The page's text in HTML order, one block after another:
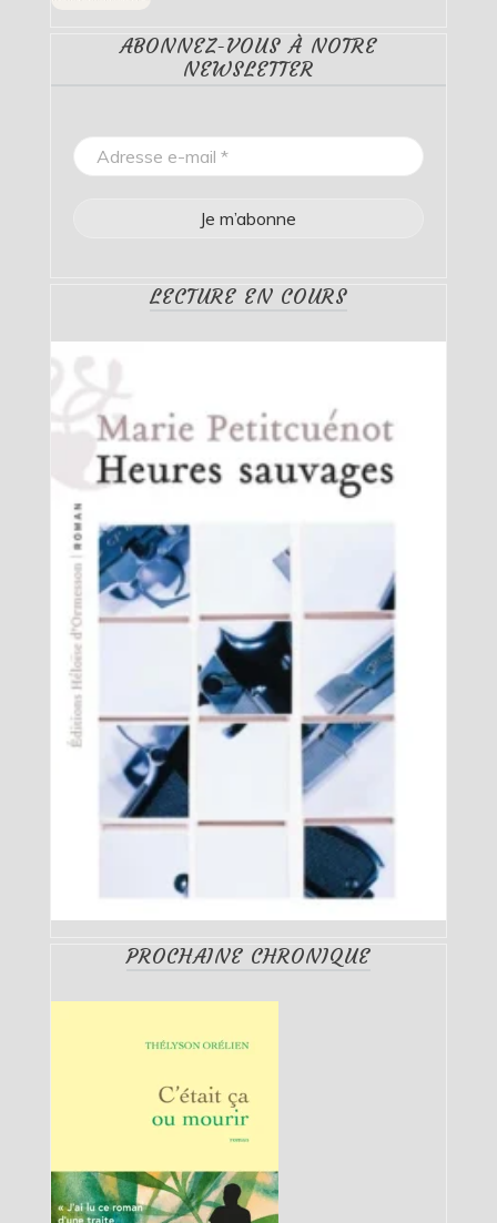
ABONNEZ-VOUS À NOTRE
NEWSLETTER
LECTURE EN COURS
PROCHAINE CHRONIQUE